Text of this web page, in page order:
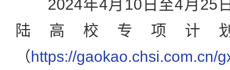
2024年4月10日至4月25日
陆高校专项计
（https://gaokao.chsi.com.cn/